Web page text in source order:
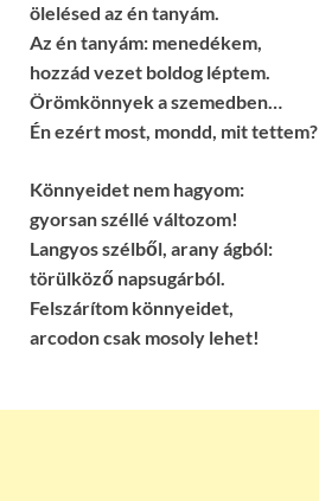
ölelésed az én tanyám.
Az én tanyám: menedékem,
hozzád vezet boldog léptem.
Örömkönnyek a szemedben…
Én ezért most, mondd, mit tettem?
Könnyeidet nem hagyom:
gyorsan széllé változom!
Langyos szélből, arany ágból:
törülköző napsugárból.
Felszárítom könnyeidet,
arcodon csak mosoly lehet!